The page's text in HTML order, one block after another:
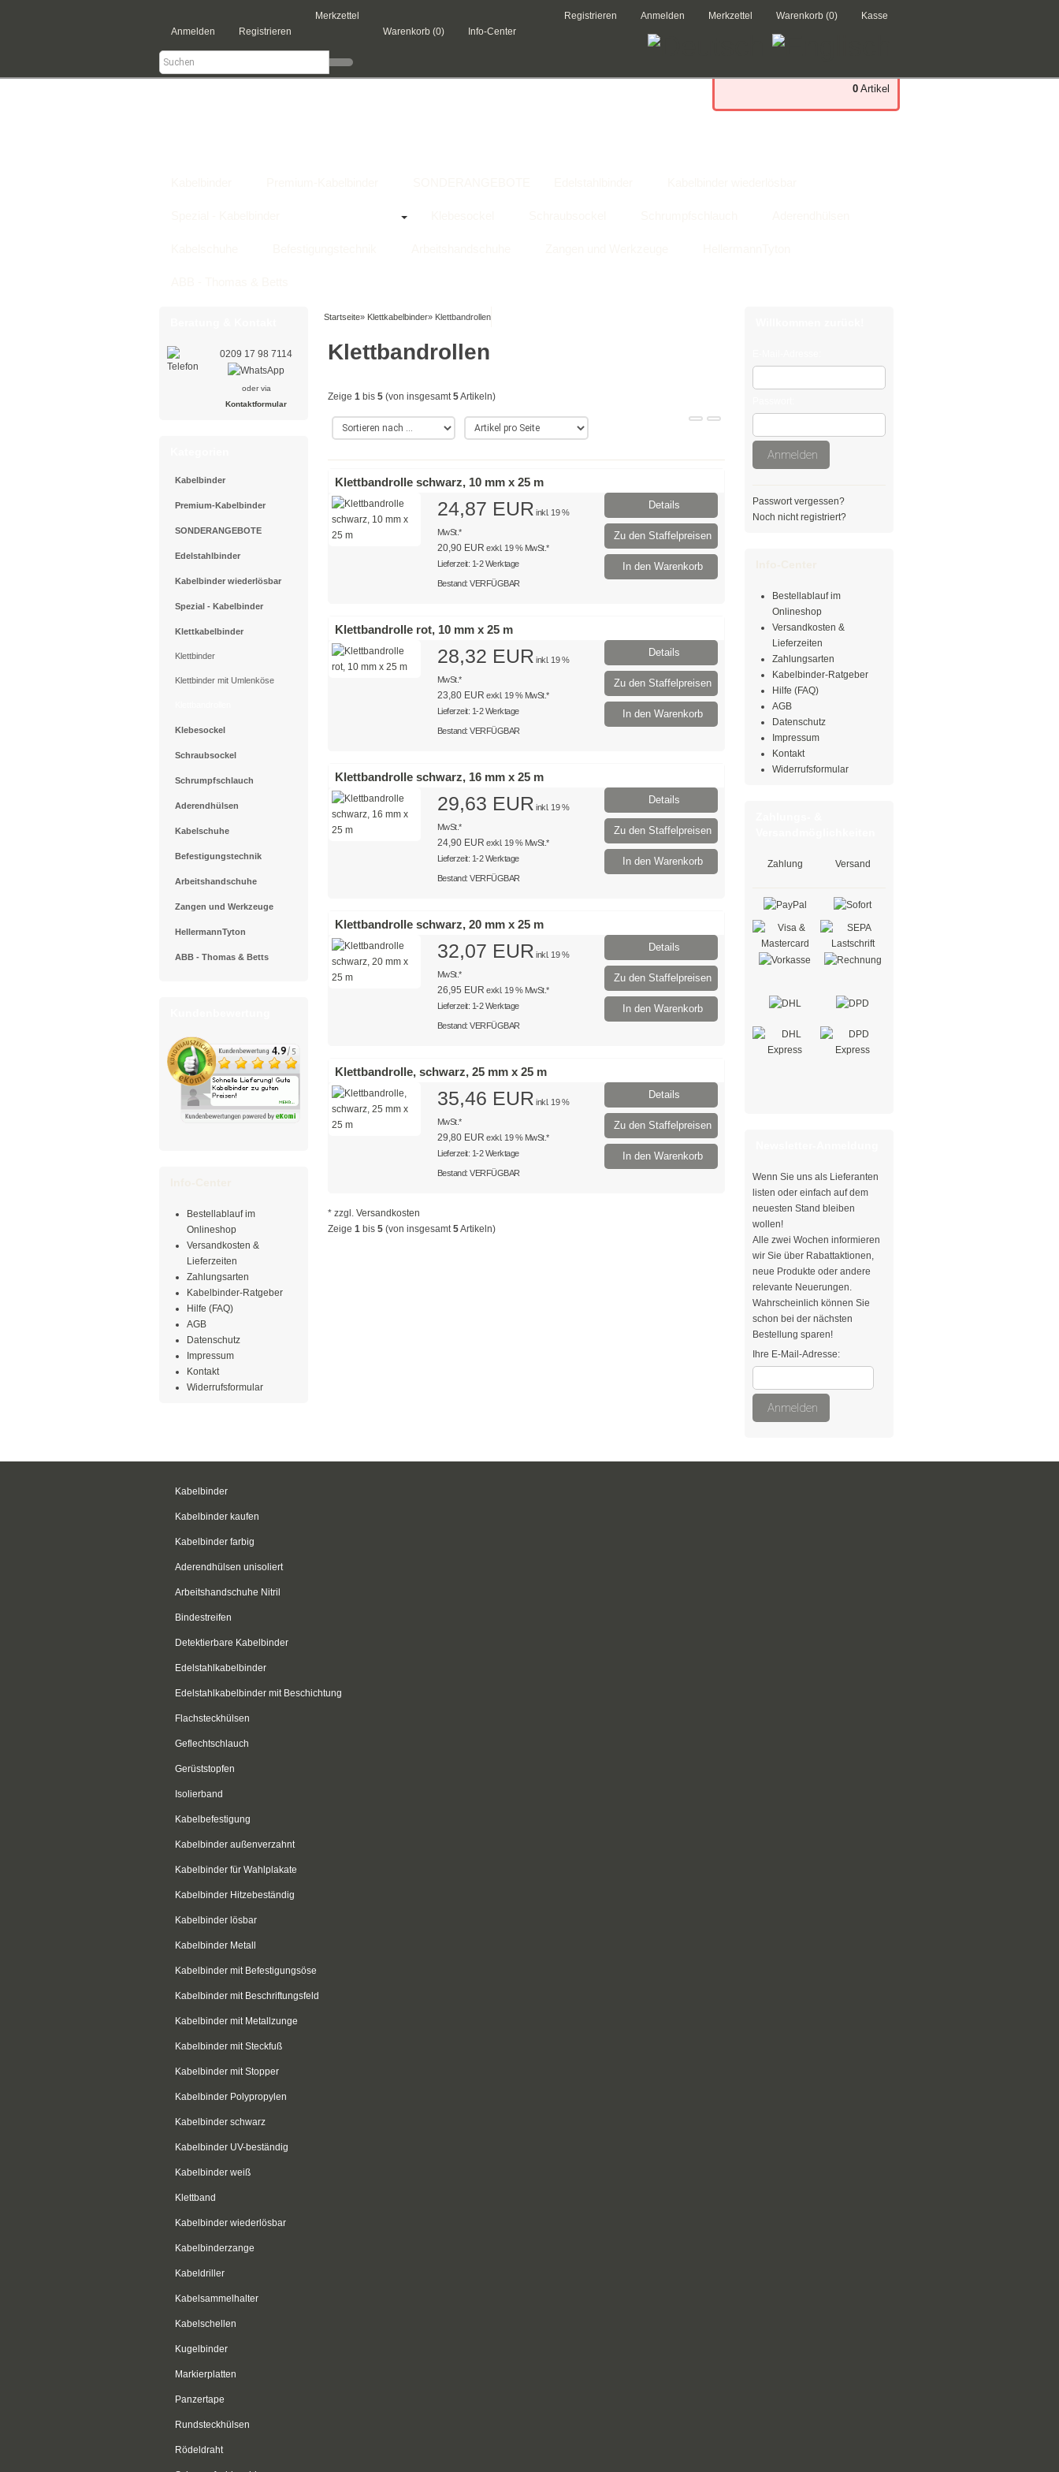
Registrieren Anmelden Merkzettel Warenkorb (0)
Kasse
Anmelden
Registrieren
Merkzettel
Warenkorb (0)
Info-Center
0 Artikel
0209 17 98 7114
oder via
Kontaktformular
Kabelbinder
Premium-Kabelbinder
SONDERANGEBOTE
Edelstahlbinder
Kabelbinder wiederlösbar
Spezial - Kabelbinder
Klettkabelbinder
Klettbinder
Klettbinder mit Umlenköse
Klebesockel
Schraubsockel
Schrumpfschlauch
Aderendhülsen
Kabelschuhe
Befestigungstechnik
Arbeitshandschuhe
Zangen und Werkzeuge
HellermannTyton
ABB - Thomas & Betts
Bestellablauf im
Onlineshop
Versandkosten &
Lieferzeiten
Zahlungsarten
Kabelbinder-Ratgeber
Hilfe (FAQ)
AGB
Datenschutz
Impressum
Kontakt
Widerrufsformular
Startseite» Klettkabelbinder» Klettbandrollen
Klettbandrollen
Zeige 1bis 5(von insgesamt5Artikeln)
Klettbandrolle schwarz, 10 mm x 25 m
24,87 EUR inkl. 19 %
MwSt.*
20,90 EUR exkl. 19 % MwSt.*
Lieferzeit: 1-2 Werktage
Bestand: VERFÜGBAR
Details
Zu den Staffelpreisen
In den Warenkorb
Klettbandrolle rot, 10 mm x 25 m
28,32 EUR inkl. 19 %
MwSt.*
23,80 EUR exkl. 19 % MwSt.*
Lieferzeit: 1-2 Werktage
Bestand: VERFÜGBAR
Details
Zu den Staffelpreisen
In den Warenkorb
Klettbandrolle schwarz, 16 mm x 25 m
29,63 EUR inkl. 19 %
MwSt.*
24,90 EUR exkl. 19 % MwSt.*
Lieferzeit: 1-2 Werktage
Bestand: VERFÜGBAR
Details
Zu den Staffelpreisen
In den Warenkorb
Klettbandrolle schwarz, 20 mm x 25 m
32,07 EUR inkl. 19 %
MwSt.*
26,95 EUR exkl. 19 % MwSt.*
Lieferzeit: 1-2 Werktage
Bestand: VERFÜGBAR
Details
Zu den Staffelpreisen
In den Warenkorb
Klettbandrolle, schwarz, 25 mm x 25 m
35,46 EUR inkl. 19 %
MwSt.*
29,80 EUR exkl. 19 % MwSt.*
Lieferzeit: 1-2 Werktage
Bestand: VERFÜGBAR
Details
Zu den Staffelpreisen
In den Warenkorb
* zzgl. Versandkosten
Zeige 1bis 5(von insgesamt5Artikeln)
Anmelden
Passwort vergessen?
Noch nicht registriert?
Bestellablauf im
Onlineshop
Versandkosten &
Lieferzeiten
Zahlungsarten
Kabelbinder-Ratgeber
Hilfe (FAQ)
AGB
Datenschutz
Impressum
Kontakt
Widerrufsformular
Zahlung Versand
Wenn Sie uns als Lieferanten
listen oder einfach auf dem
neuesten Stand bleiben
wollen!
Alle zwei Wochen informieren
wir Sie über Rabattaktionen,
neue Produkte oder andere
relevante Neuerungen.
Wahrscheinlich können Sie
schon bei der nächsten
Bestellung sparen!
Ihre E-Mail-Adresse:
Anmelden
Kabelbinder
Kabelbinder kaufen
Kabelbinder farbig
Aderendhülsen unisoliert
Arbeitshandschuhe Nitril
Bindestreifen
Detektierbare Kabelbinder
Edelstahlkabelbinder
Edelstahlkabelbinder mit Beschichtung
Flachsteckhülsen
Geflechtschlauch
Gerüststopfen
Isolierband
Kabelbefestigung
Kabelbinder außenverzahnt
Kabelbinder für Wahlplakate
Kabelbinder Hitzebeständig
Kabelbinder lösbar
Kabelbinder Metall
Kabelbinder mit Befestigungsöse
Kabelbinder mit Beschriftungsfeld
Kabelbinder mit Metallzunge
Kabelbinder mit Steckfuß
Kabelbinder mit Stopper
Kabelbinder Polypropylen
Kabelbinder schwarz
Kabelbinder UV-beständig
Kabelbinder weiß
Klettband
Kabelbinder wiederlösbar
Kabelbinderzange
Kabeldriller
Kabelsammelhalter
Kabelschellen
Kugelbinder
Markierplatten
Panzertape
Rundsteckhülsen
Rödeldraht